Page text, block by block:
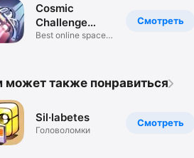
Смотреть
Cosmic
Challenge
Racing
Best online space
может также понравиться
Смотреть
Sil·labetes
Головоломки